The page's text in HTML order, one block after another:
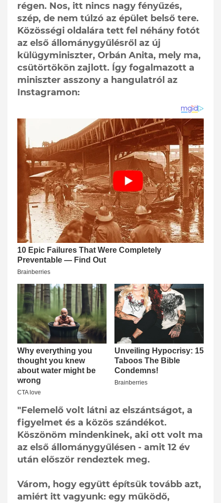
régen. Nos, itt nincs nagy fényűzés,
szép, de nem túlzó az épület belső tere.
Közösségi oldalára tett fel néhány fotót
az első állománygyűlésről az új
külügyminiszter, Orbán Anita, mely ma,
csütörtökön zajlott. Így fogalmazott a
miniszter asszony a hangulatról az
Instagramon:
"Felemelő volt látni az elszántságot, a
figyelmet és a közös szándékot.
Köszönöm mindenkinek, aki ott volt ma
az első állománygyűlésen - amit 12 év
után először rendeztek meg.
Várom, hogy együtt építsük tovább azt,
amiért itt vagyunk: egy működő,